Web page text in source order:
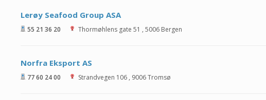
Lerøy Seafood Group ASA
55 21 36 20 Thormøhlens gate 51 , 5006 Bergen
Norfra Eksport AS
77 60 24 00 Strandvegen 106 , 9006Tromsø